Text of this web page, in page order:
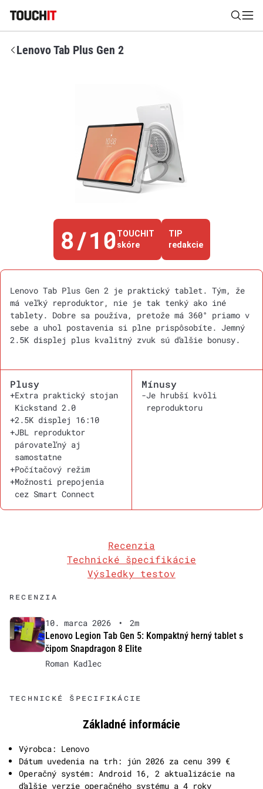
Výsledky vyhľadávania
Zadajte frázu pre vyhľadanie
Lenovo Tab Plus Gen 2
8/10TOUCHIT
skóre
TIP
redakcie
Lenovo Tab Plus Gen 2 je praktický tablet. Tým, že
má veľký reproduktor, nie je tak tenký ako iné
tablety. Dobre sa používa, pretože má 360° priamo v
sebe a uhol postavenia si plne prispôsobíte. Jemný
2.5K displej plus kvalitný zvuk sú ďalšie bonusy.
Plusy
+Extra praktický stojan
Kickstand 2.0
+2.5K displej 16:10
+JBL reproduktor
párovateľný aj
samostatne
+Počítačový režim
+Možnosti prepojenia
cez Smart Connect
Mínusy
-Je hrubší kvôli
reproduktoru
Recenzia
Technické špecifikácie
Výsledky testov
RECENZIA
10. marca 2026 •
2m
Lenovo Legion Tab Gen 5: Kompaktný herný tablet s
čipom Snapdragon 8 Elite
Roman Kadlec
TECHNICKÉ ŠPECIFIKÁCIE
Základné informácie
Výrobca: Lenovo
Dátum uvedenia na trh: jún 2026 za cenu 399 €
Operačný systém: Android 16, 2 aktualizácie na
ďalšie verzie operačného systému a 4 roky